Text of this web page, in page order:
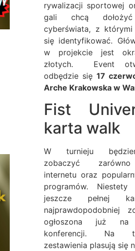
rywalizacji sportowej
gali chcą dołożyć
cyberświata, z
się identyfikować.
w projekcie jest
złotych. Event
odbędzie się 17
Arche Krakowska w
Fist
karta walk
W turnieju
zobaczyć
internetu oraz
programów.
jeszcze pełnej
najprawdopodobniej
ogłoszona już na
konferencji. Na
zestawienia plasują się